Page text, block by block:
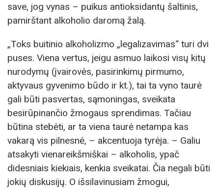
save, jog vynas – puikus antioksidantų šaltinis,
pamirštant alkoholio daromą žalą.
„Toks buitinio alkoholizmo „legalizavimas“ turi dvi
puses. Viena vertus, jeigu asmuo laikosi visų kitų
nurodymų (įvairovės, pasirinkimų pirmumo,
aktyvaus gyvenimo būdo ir kt.), tai ta vyno taurė
gali būti pasvertas, sąmoningas, sveikata
besirūpinančio žmogaus sprendimas. Tačiau
būtina stebėti, ar ta viena taurė netampa kas
vakarą vis pilnesnė, – akcentuoja tyrėja. – Galiu
atsakyti vienareikšmiškai – alkoholis, ypač
didesniais kiekiais, kenkia sveikatai. Čia negali būti
jokių diskusijų. O išsilavinusiam žmogui,